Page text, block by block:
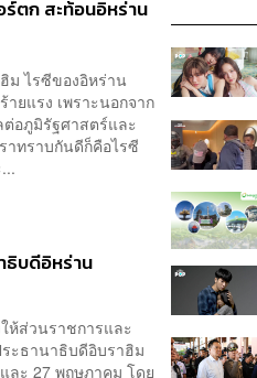
ร์ตก สะท้อนอิหร่าน
ม ไรซีของอิหร่าน
ยแรง เพราะนอกจาก
อภูมิรัฐศาสตร์และ
าทราบกันดีก็คือไรซี
ธิบดีอิหร่าน
ห้ส่วนราชการและ
ะธานาธิบดีอิบราฮิม
ละ 27 พฤษภาคม โดย